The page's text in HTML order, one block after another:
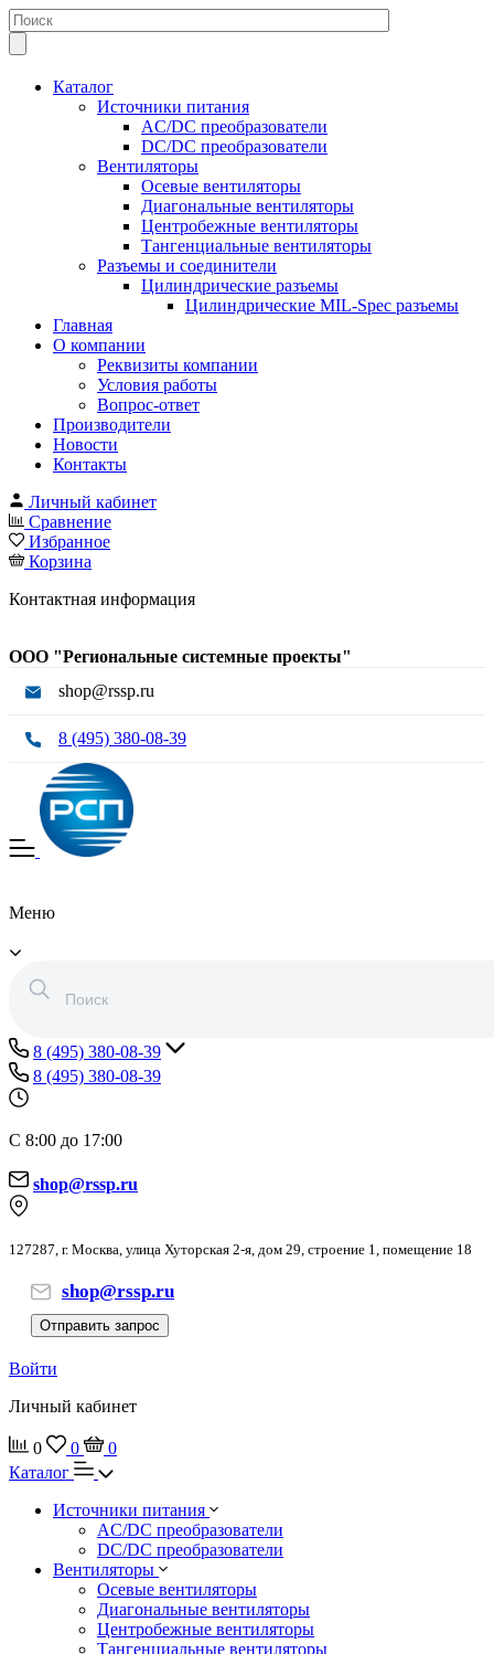
Каталог
Источники питания
AC/DC преобразователи
DC/DC преобразователи
Вентиляторы
Осевые вентиляторы
Диагональные вентиляторы
Центробежные вентиляторы
Тангенциальные вентиляторы
Разъемы и соединители
Цилиндрические разъемы
Цилиндрические MIL-Spec разъемы
Главная
О компании
Реквизиты компании
Условия работы
Вопрос-ответ
Производители
Новости
Контакты
Личный кабинет
Сравнение
Избранное
Корзина
Контактная информация
ООО "Региональные системные проекты"
shop@rssp.ru
8 (495) 380-08-39
Меню
8 (495) 380-08-39
8 (495) 380-08-39
С 8:00 до 17:00
shop@rssp.ru
127287, г. Москва, улица Хуторская 2-я, дом 29, строение 1, помещение 18
shop@rssp.ru
Отправить запрос
Войти
Личный кабинет
0 0
0
Каталог
Источники питания
AC/DC преобразователи
DC/DC преобразователи
Вентиляторы
Осевые вентиляторы
Диагональные вентиляторы
Центробежные вентиляторы
Тангенциальные вентиляторы